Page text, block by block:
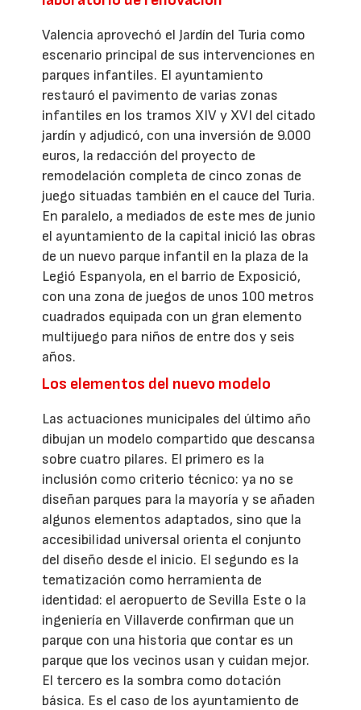
Valencia aprovechó el Jardín del Turia como
escenario principal de sus intervenciones en
parques infantiles. El ayuntamiento
restauró el pavimento de varias zonas
infantiles en los tramos XIV y XVI del citado
jardín y adjudicó, con una inversión de 9.000
euros, la redacción del proyecto de
remodelación completa de cinco zonas de
juego situadas también en el cauce del Turia.
En paralelo, a mediados de este mes de junio
el ayuntamiento de la capital inició las obras
de un nuevo parque infantil en la plaza de la
Legió Espanyola, en el barrio de Exposició,
con una zona de juegos de unos 100 metros
cuadrados equipada con un gran elemento
multijuego para niños de entre dos y seis
años.
Los elementos del nuevo modelo
Las actuaciones municipales del último año
dibujan un modelo compartido que descansa
sobre cuatro pilares. El primero es la
inclusión como criterio técnico: ya no se
diseñan parques para la mayoría y se añaden
algunos elementos adaptados, sino que la
accesibilidad universal orienta el conjunto
del diseño desde el inicio. El segundo es la
tematización como herramienta de
identidad: el aeropuerto de Sevilla Este o la
ingeniería en Villaverde confirman que un
parque con una historia que contar es un
parque que los vecinos usan y cuidan mejor.
El tercero es la sombra como dotación
básica. Es el caso de los ayuntamiento de